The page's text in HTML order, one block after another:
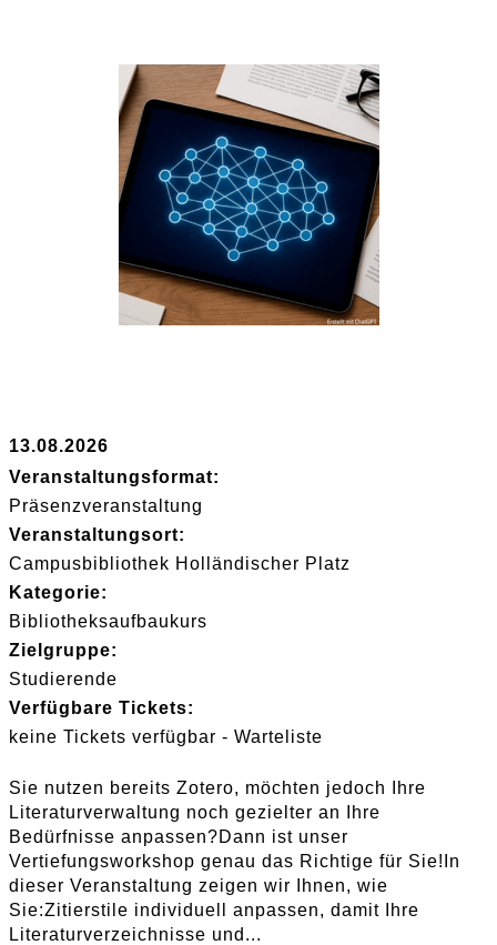
13.08.2026
Veranstaltungsformat:
Präsenzveranstaltung
Veranstaltungsort:
Campusbibliothek Holländischer Platz
Kategorie:
Bibliotheksaufbaukurs
Zielgruppe:
Studierende
Verfügbare Tickets:
keine Tickets verfügbar - Warteliste
Sie nutzen bereits Zotero, möchten jedoch Ihre
Literaturverwaltung noch gezielter an Ihre
Bedürfnisse anpassen?Dann ist unser
Vertiefungsworkshop genau das Richtige für Sie!In
dieser Veranstaltung zeigen wir Ihnen, wie
Sie:Zitierstile individuell anpassen, damit Ihre
Literaturverzeichnisse und...